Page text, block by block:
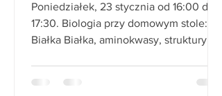
SZUKAĆ
Poniedziałek, 23 stycznia od 16:00 do
17:30. Biologia przy domowym stole:
Białka Białka, aminokwasy, struktury